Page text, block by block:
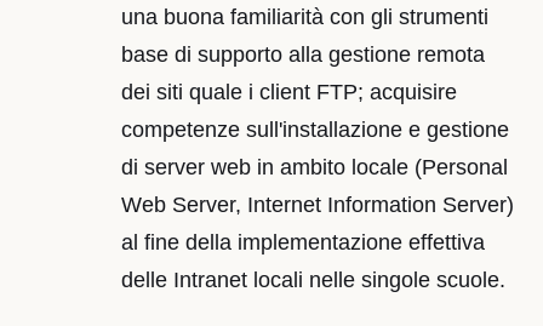
una buona familiarità con gli strumenti
base di supporto alla gestione remota
dei siti quale i client FTP; acquisire
competenze sull'installazione e gestione
di server web in ambito locale (Personal
Web Server, Internet Information Server)
al fine della implementazione effettiva
delle Intranet locali nelle singole scuole.